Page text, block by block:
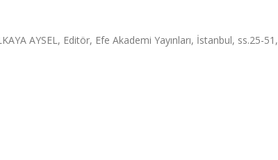
AYSEL, Editör, Efe Akademi Yayınları, İstanbul, ss.25-51,